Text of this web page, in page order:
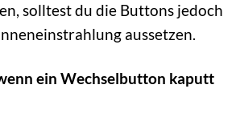
solltest du die Buttons jedoch
aussetzen.
ein Wechselbutton kaputt